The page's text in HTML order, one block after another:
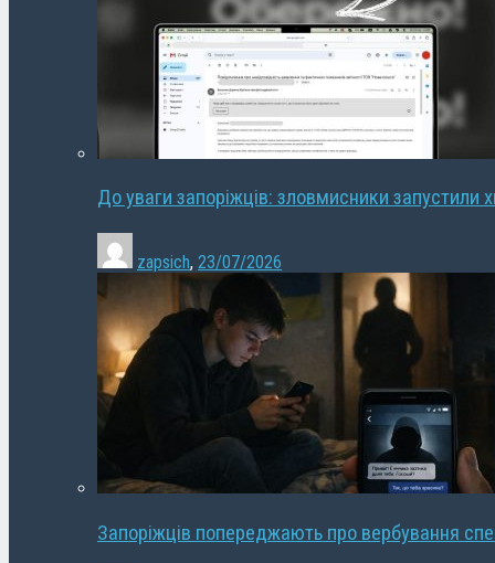
До уваги запоріжців: зловмисники запустили
zapsich, 23/07/2026
Запоріжців попереджають про вербування